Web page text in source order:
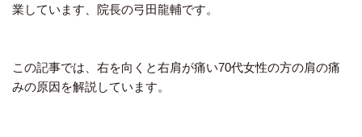
業しています、院長の弓田龍輔です。
この記事では、右を向くと右肩が痛い70代女性の方の肩の痛
みの原因を解説しています。